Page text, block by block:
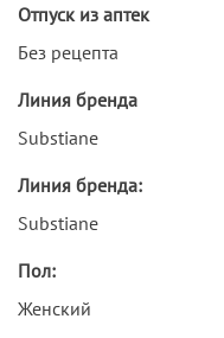
Отпуск из аптек
Без рецепта
Линия бренда
Substiane
Линия бренда:
Substiane
Пол:
Женский